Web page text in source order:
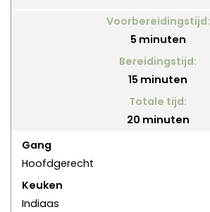
Voorbereidingstijd:
5minuten
minuten
Bereidingstijd:
15 minuten
minuten
Totale tijd:
20minuten
minuten
Gang
Hoofdgerecht
Keuken
Indiaas